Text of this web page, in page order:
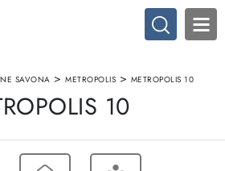
SAVONA >METROPOLIS > METROPOLIS 10
10